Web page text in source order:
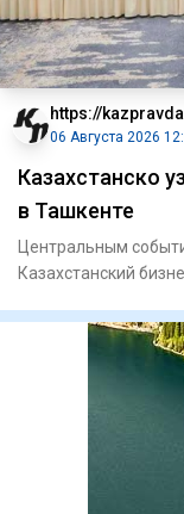
https://
06 Августа 2026
Казахстанско
в Ташкенте
Центральным
Казахстанский